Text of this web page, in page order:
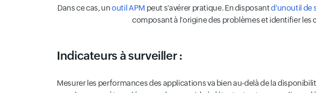
Dans ce cas, unoutil APM peut s'avérer pratique. En disposantd'unoutil de
composant à l'origine des problèmes et identifier
Indicateurs à surveiller :
Mesurer les performances des applications va bien au-delà de la